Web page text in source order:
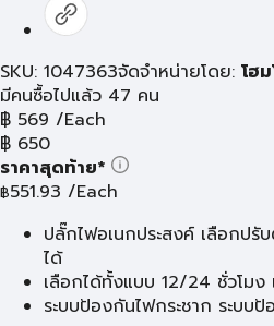
SKU: 1047363จัดจำหน่ายโดย: โฮ
มีคนซื้อไปแล้ว 47 คน
฿ 569 /Each
฿ 650
ราคาสุดท้าย*
฿551.93 /Each
ปลั๊กไฟอเนกประสงค์ เลือกปรั
ได้
เลือกได้ทั้งแบบ 12/24 ชั่วโมง
ระบบป้องกันไฟกระชาก ระบบ